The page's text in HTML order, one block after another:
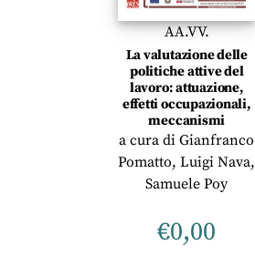
AA.VV.
La valutazione delle
politiche attive del
lavoro: attuazione,
effetti occupazionali,
meccanismi
a cura diGianfranco
Pomatto,Luigi Nava,
Samuele Poy
€0,00